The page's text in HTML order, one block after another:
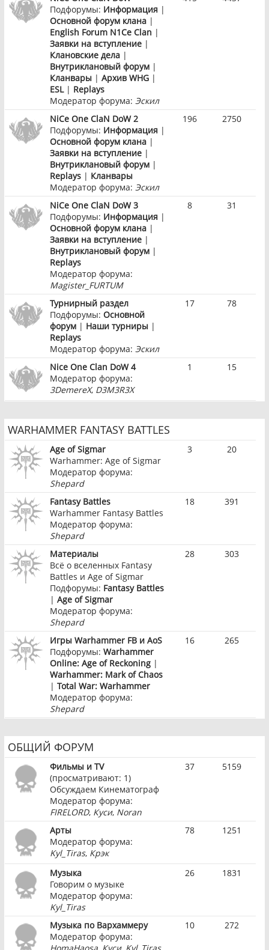
Подфорумы: Информация|
Основной форум клана|
English Forum N1Ce Clan |
Заявки на вступление|
Клановские дела|
Внутриклановый форум|
Кланвары| Архив WHG|
ESL| Replays
Модератор форума: Эскил
NiCe One ClaN DoW 2
Подфорумы: Информация|
Основной форум клана|
Заявки на вступление|
Внутриклановый форум|
Replays| Кланвары
Модератор форума: Эскил
196 2750
NiCe One ClaN DoW 3
Подфорумы: Информация|
Основной форум клана|
Заявки на вступление|
Внутриклановый форум|
Replays
Модератор форума:
Magister_FURTUM
8 31
Турнирный раздел
Подфорумы: Основной
форум| Наши турниры|
Replays
Модератор форума: Эскил
17 78
Nice One Clan DoW 4
Модератор форума:
3DemereX, D3M3R3X
1 15
WARHAMMER FANTASY BATTLES
Age of Sigmar
Warhammer: Age of Sigmar
Модератор форума:
Shepard
3 20
Fantasy Battles
Warhammer Fantasy Battles
Модератор форума:
Shepard
18 391
Материалы
Всё о вселенных Fantasy
Battles и Age of Sigmar
Подфорумы: Fantasy Battles
| Age of Sigmar
Модератор форума:
Shepard
28 303
Игры Warhammer FB и AoS
Подфорумы: Warhammer
Online: Age of Reckoning|
Warhammer: Mark of Chaos
| Total War: Warhammer
Модератор форума:
Shepard
16 265
ОБЩИЙ ФОРУМ
Фильмы и TV
(просматривают: 1)
Обсуждаем Кинематограф
Модератор форума:
FIRELORD, Куси, Noran
37 5159
Арты
Модератор форума:
Kyl_Tiras, Крэк
78 1251
Музыка
Говорим о музыке
Модератор форума:
Kyl_Tiras
26 1831
Музыка по Вархаммеру
Модератор форума:
10 272